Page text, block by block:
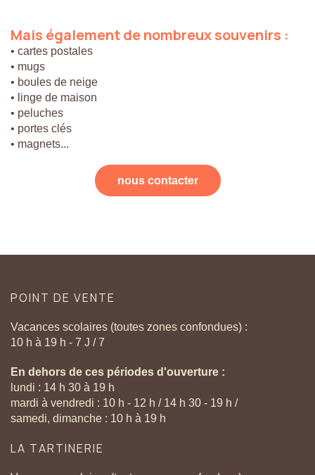
Mais égalementdenombreuxsouvenirs :
• cartes postales
• mugs
• boules de neige
• linge de maison
• peluches
• portes clés
• magnets...
nous contacter
POINT DE VENTE
Vacances scolaires (toutes zones confondues) :
10 h à 19 h - 7 J / 7
En dehors de ces périodes d'ouverture :
lundi : 14 h 30 à 19 h
mardi à vendredi : 10 h - 12 h / 14 h 30 - 19 h /
samedi, dimanche : 10 h à 19 h
LA TARTINERIE